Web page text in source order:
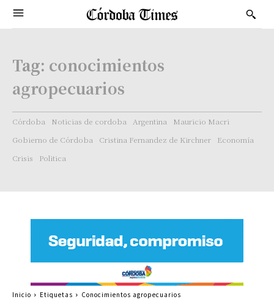
Tag: conocimientos
agropecuarios
Córdoba Noticias de cordoba Argentina
Mauricio Macri
Gobierno de Córdoba
Cristina Fernandez de Kirchner
Economía
Crisis
Politica
Inicio Etiquetas Conocimientos agropecuarios